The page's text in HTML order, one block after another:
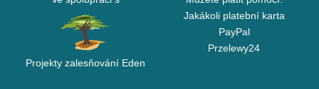
Projekty zalesňování Eden
Jakákoli platební karta
PayPal
Przelewy24